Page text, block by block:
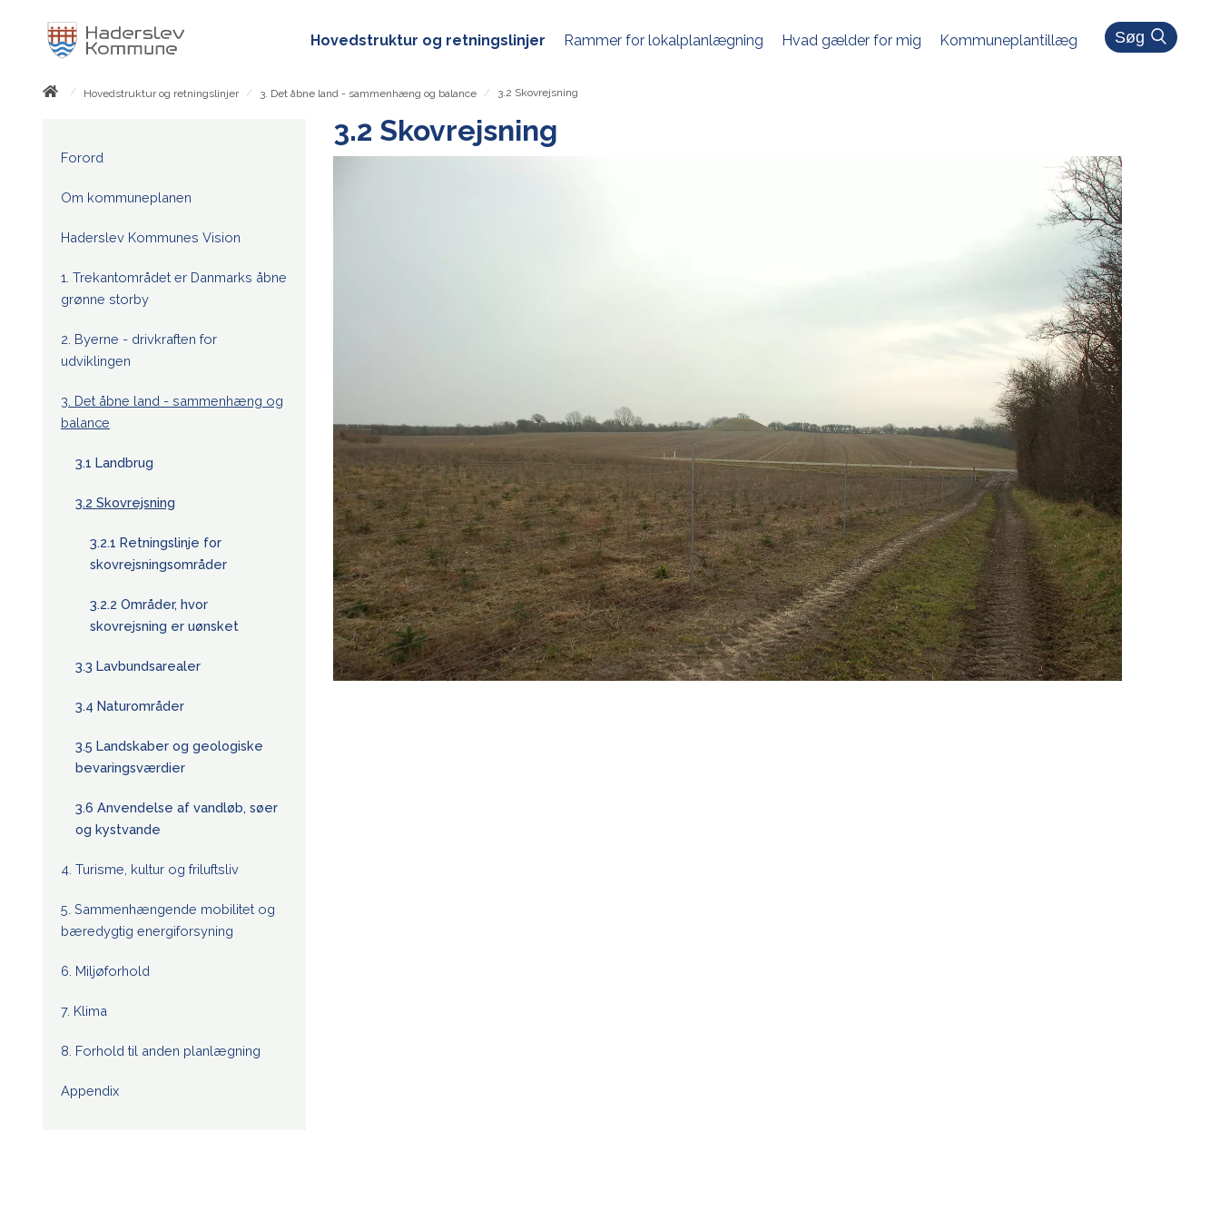
Hovedstruktur og retningslinjer Rammer for lokalplanlægning Hvad gælder for mig Kommuneplantillæg Søg
/ Hovedstruktur og retningslinjer / 3. Det åbne land - sammenhæng og balance / 3.2 Skovrejsning
Forord
Om kommuneplanen
Haderslev Kommunes Vision
1. Trekantområdet er Danmarks åbne
grønne storby
2. Byerne - drivkraften for
udviklingen
3. Det åbne land - sammenhæng og
balance
3.1 Landbrug
3.2 Skovrejsning
3.2.1 Retningslinje for
skovrejsningsområder
3.2.2 Områder, hvor
skovrejsning er uønsket
3.3 Lavbundsarealer
3.4 Naturområder
3.5 Landskaber og geologiske
bevaringsværdier
3.6 Anvendelse af vandløb, søer
og kystvande
4. Turisme, kultur og friluftsliv
5. Sammenhængende mobilitet og
bæredygtig energiforsyning
6. Miljøforhold
7. Klima
8. Forhold til anden planlægning
Appendix
3.2 Skovrejsning